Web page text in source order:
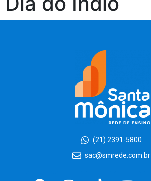
(21) 2391-5800
sac@smrede.com.br